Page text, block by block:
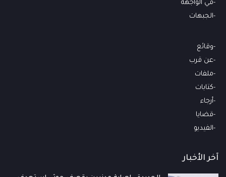
في الواجهة
الجبهات
وقائع
عن قرب
ملفات
كتابات
أرجاء
قضايا
الفيديو
آخر الأخبار